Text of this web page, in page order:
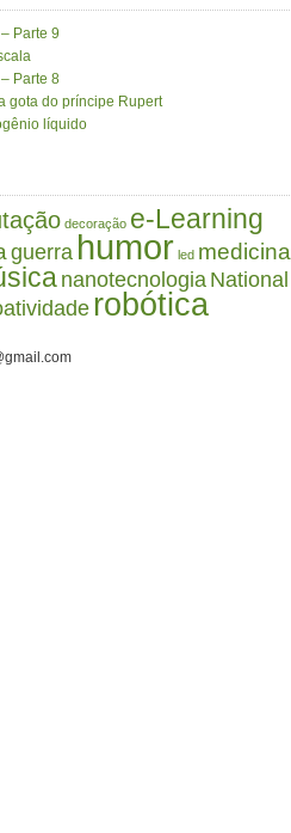
Parte 9
Parte 8
gota do príncipe Rupert
líquido
decoração e-Learning
guerra humor led medicina
nanotecnologia National
robótica